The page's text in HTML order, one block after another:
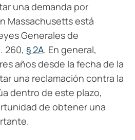
una demanda por
Massachusetts está
Generales de
260, § 2A. En general,
años desde la fecha de la
una reclamación contra la
dentro de este plazo,
de obtener una